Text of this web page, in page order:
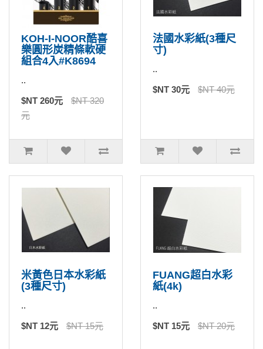
KOH-I-NOOR酷喜
樂圓形炭精條軟硬
組合4入#K8694
..
$NT 260元
$NT 320
元
法國水彩紙(3種尺
寸)
..
$NT 30元 $NT 40元
米黃色日本水彩紙
(3種尺寸)
..
$NT 12元 $NT 15元
FUANG超白水彩
紙(4k)
..
$NT 15元 $NT 20元